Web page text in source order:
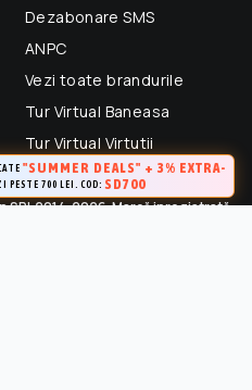
Dezabonare SMS
ANPC
Vezi toate brandurile
Tur Virtual Baneasa
Tur Virtual Virtutii
2014-2026. Marcă inregistrată.
"SUMMER DEALS" + 3% EXTRA-
PESTE 700 LEI. COD: SD700